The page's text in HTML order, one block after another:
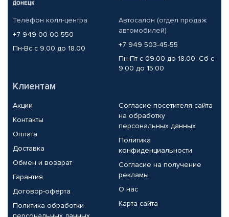
Телефон колл-центра
+7 949 00-00-550
Пн-Вс с 9.00 до 18.00
Автосалон (отдел продаж
автомобилей)
+7 949 503-45-55
Пн-Пт с 09.00 до 18.00, Сб с
9.00 до 15.00
Клиентам
Акции
Контакты
Оплата
Доставка
Обмен и возврат
Гарантия
Договор-оферта
Политика обработки
Согласие посетителя сайта
на обработку
персональных данных
Политика
конфиденциальности
Согласие на получение
рекламы
О нас
Карта сайта